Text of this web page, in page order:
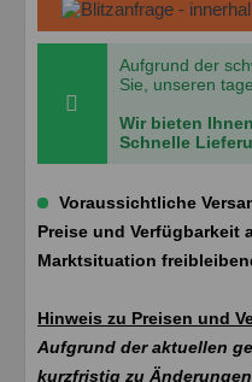
Aufgrund der
Sie, unseren
Wir bieten
Schnelle
Voraussichtliche
Preise und Verfügbarkeit
Marktsituation
Hinweis zu Preisen und
Aufgrund der aktuellen
kurzfristig zu